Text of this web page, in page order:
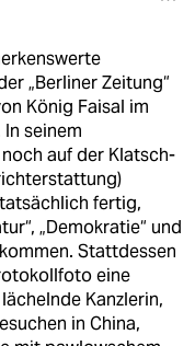
„Berliner Zeitung“
König Faisal im
seinem
auf der Klatsch-
fertig,
„Demokratie“ und
Stattdessen
eine
Kanzlerin,
in China,